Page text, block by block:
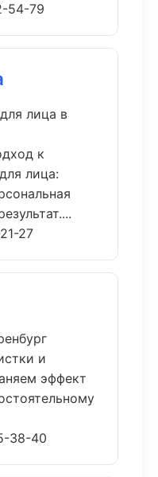
54-79
лица в
к
лица:
27
и
эффект
38-40